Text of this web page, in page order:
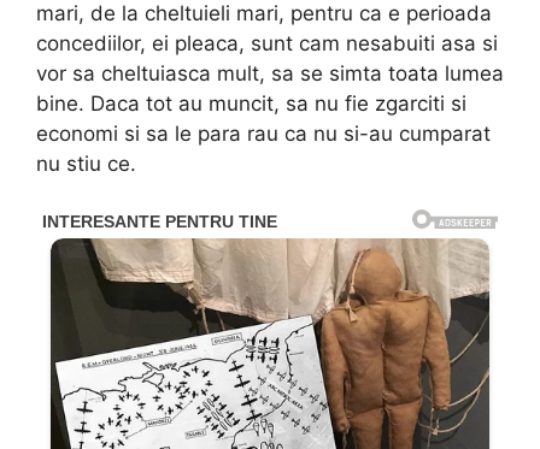
mari, de la cheltuieli mari, pentru ca e perioada
concediilor, ei pleaca, sunt cam nesabuiti asa si
vor sa cheltuiasca mult, sa se simta toata lumea
bine. Daca tot au muncit, sa nu fie zgarciti si
economi si sa le para rau ca nu si-au cumparat
nu stiu ce.